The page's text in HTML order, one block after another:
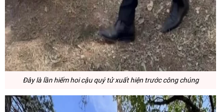
Đây là lần hiếm hoi cậu quý tử xuất hiện trước công chúng